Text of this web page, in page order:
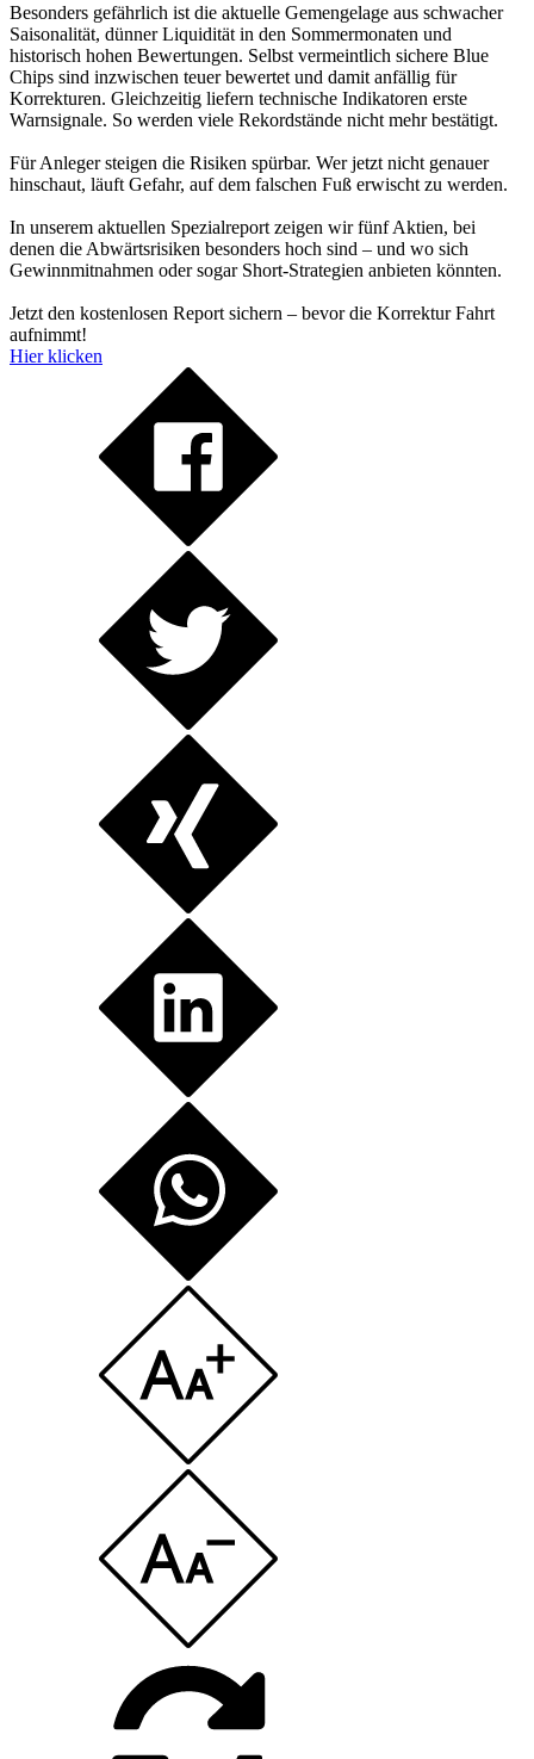
Besonders gefährlich ist die aktuelle Gemengelage aus schwacher
Saisonalität, dünner Liquidität in den Sommermonaten und
historisch hohen Bewertungen. Selbst vermeintlich sichere Blue
Chips sind inzwischen teuer bewertet und damit anfällig für
Korrekturen. Gleichzeitig liefern technische Indikatoren erste
Warnsignale. So werden viele Rekordstände nicht mehr bestätigt.
Für Anleger steigen die Risiken spürbar. Wer jetzt nicht genauer
hinschaut, läuft Gefahr, auf dem falschen Fuß erwischt zu werden.
In unserem aktuellen Spezialreport zeigen wir fünf Aktien, bei
denen die Abwärtsrisiken besonders hoch sind – und wo sich
Gewinnmitnahmen oder sogar Short-Strategien anbieten könnten.
Jetzt den kostenlosen Report sichern – bevor die Korrektur Fahrt
aufnimmt!
Hier klicken